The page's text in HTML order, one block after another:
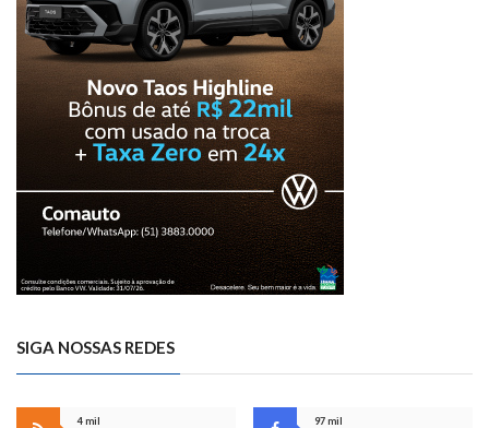
SIGA NOSSAS REDES
4 mil
97 mil